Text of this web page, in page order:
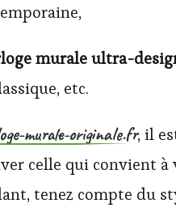
murale ultra-
etc.
murale-originale.fr, il
celle qui convient à
tenez compte du